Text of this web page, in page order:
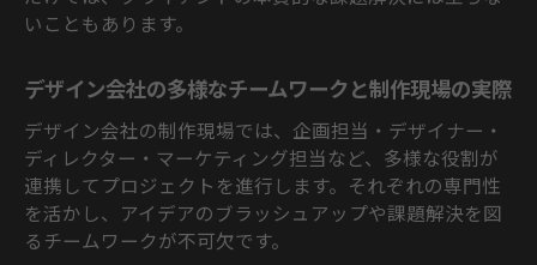
デザイン会社で感じるクリエイティブな成
長機会
の雰囲気
デザイン会社が提供するおしゃれな仕事環
境の工夫
デザイン会社の価値観が仕事に与える良い
影響
ランキングで注目されるデザイン会社の特徴
いこともあります。
デザイン会社の多様なチームワークと制作現場の実際
デザイン会社の制作現場では、企画担当・デザイナー・
ディレクター・マーケティング担当など、多様な役割が
連携してプロジェクトを進行します。それぞれの専門性
を活かし、アイデアのブラッシュアップや課題解決を図
るチームワークが不可欠です。